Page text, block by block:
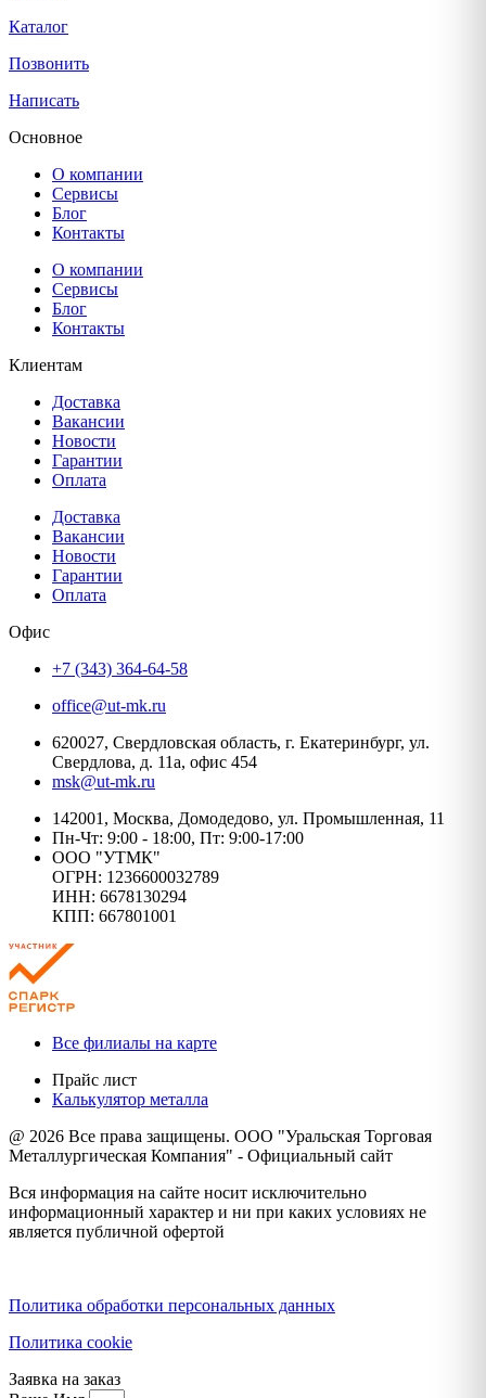
Каталог
Позвонить
Написать
Основное
О компании
Сервисы
Блог
Контакты
О компании
Сервисы
Блог
Контакты
Клиентам
Доставка
Вакансии
Новости
Гарантии
Оплата
Доставка
Вакансии
Новости
Гарантии
Оплата
Офис
+7 (343) 364-64-58
office@ut-mk.ru
620027, Свердловская область, г. Екатеринбург, ул.
Свердлова, д. 11а, офис 454
msk@ut-mk.ru
142001, Москва, Домодедово, ул. Промышленная, 11
Пн-Чт: 9:00 - 18:00, Пт: 9:00-17:00
ООО "УТМК"
ОГРН: 1236600032789
ИНН: 6678130294
КПП: 667801001
Все филиалы на карте
Прайс лист
Калькулятор металла
@ 2026 Все права защищены. ООО "Уральская Торговая
Металлургическая Компания" - Официальный сайт
Вся информация на сайте носит исключительно
информационный характер и ни при каких условиях не
является публичной офертой
Политика обработки персональных данных
Политика cookie
Заявка на заказ